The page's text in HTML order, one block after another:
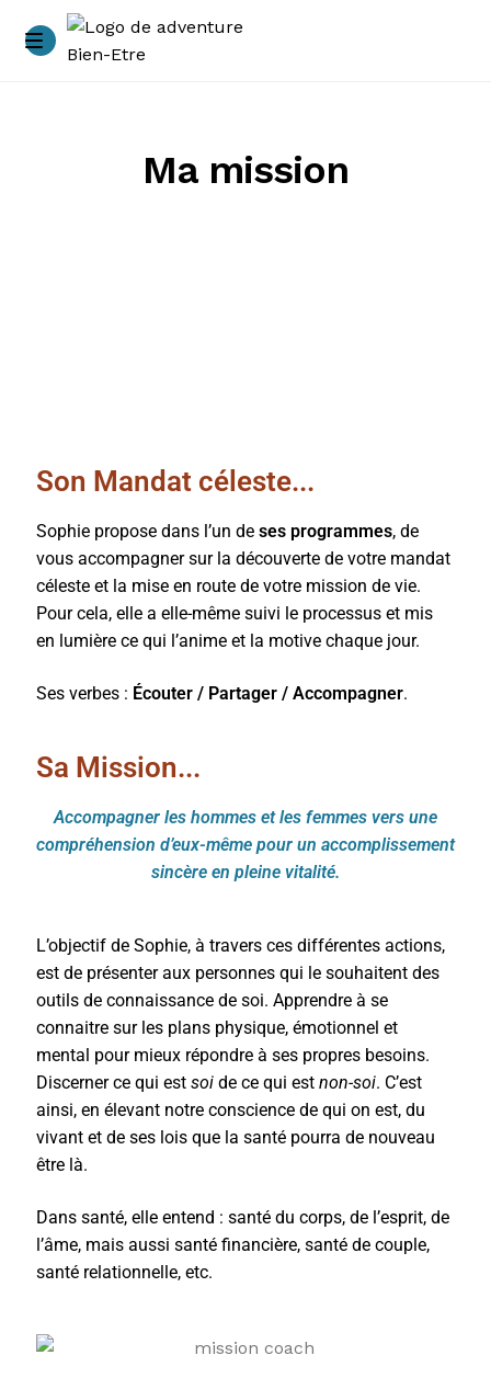
Ma mission
Mentions légales
Politique de confidentialité
Ma mission
Son Mandat céleste...
Sophie propose dans l’un de ses programmes, de
vous accompagner sur la découverte de votre mandat
céleste et la mise en route de votre mission de vie.
Pour cela, elle a elle-même suivi le processus et mis
en lumière ce qui l’anime et la motive chaque jour.
Ses verbes : Écouter / Partager / Accompagner.
Sa Mission...
Accompagner les hommes et les femmes vers une
compréhension d’eux-même pour un accomplissement
sincère en pleine vitalité.
L’objectif de Sophie, à travers ces différentes actions,
est de présenter aux personnes qui le souhaitent des
outils de connaissance de soi. Apprendre à se
connaitre sur les plans physique, émotionnel et
mental pour mieux répondre à ses propres besoins.
Discerner ce qui est soide ce qui est non-soi. C’est
ainsi, en élevant notre conscience de qui on est, du
vivant et de ses lois que la santé pourra de nouveau
être là.
Dans santé, elle entend : santé du corps, de l’esprit, de
l’âme, mais aussi santé financière, santé de couple,
santé relationnelle, etc.